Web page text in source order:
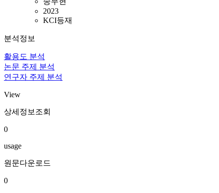
2023
KCI등재
분석정보
활용도 분석
논문 주제 분석
연구자 주제 분석
View
상세정보조회
0
usage
원문다운로드
0